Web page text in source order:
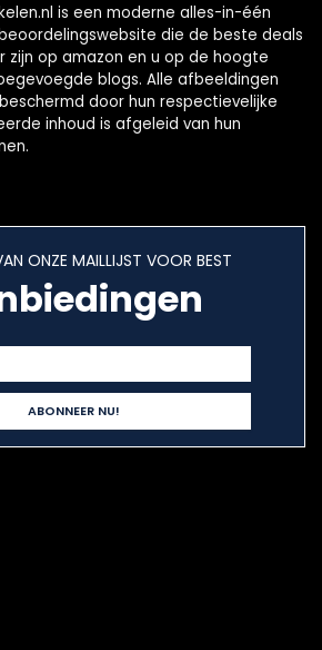
is een moderne alles-in-één
die de beste deals
zijn op amazon en u op de hoogte
blogs. Alle afbeeldingen
door hun respectievelijke
inhoud is afgeleid van hun
ONZE MAILLIJST VOOR BEST